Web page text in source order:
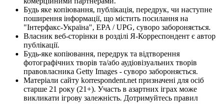
Будь яке копіювання, публікація, передрук, чи наступне
поширення інформації, що містить посилання на
"Інтерфакс-Україна", EPA / UPG, суворо забороняється.
Власник веб-сторінки в розділі Я-Корреспондент є автор
публікації.
Будь-яке копіювання, передрук та відтворення
фотографічних творів та/або аудіовізуальних творів
правовласника Getty Images - суворо забороняється.
Матеріали сайту korrespondent.net призначені для осіб
старше 21 року (21+). Участь в азартних іграх може
викликати ігрову залежність. Дотримуйтесь правил